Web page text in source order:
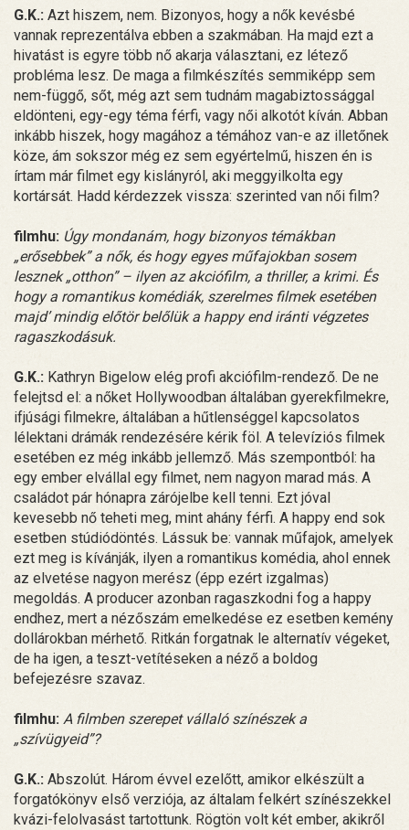
G.K.: Azt hiszem, nem. Bizonyos, hogy a nők kevésbé
vannak reprezentálva ebben a szakmában. Ha majd ezt a
hivatást is egyre több nő akarja választani, ez létező
probléma lesz. De maga a filmkészítés semmiképp sem
nem-függő, sőt, még azt sem tudnám magabiztossággal
eldönteni, egy-egy téma férfi, vagy női alkotót kíván. Abban
inkább hiszek, hogy magához a témához van-e az illetőnek
köze, ám sokszor még ez sem egyértelmű, hiszen én is
írtam már filmet egy kislányról, aki meggyilkolta egy
kortársát. Hadd kérdezzek vissza: szerinted van női film?
filmhu: Úgy mondanám, hogy bizonyos témákban
„erősebbek” a nők, és hogy egyes műfajokban sosem
lesznek „otthon” – ilyen az akciófilm, a thriller, a krimi. És
hogy a romantikus komédiák, szerelmes filmek esetében
majd’ mindig előtör belőlük a happy end iránti végzetes
ragaszkodásuk.
G.K.: Kathryn Bigelow elég profi akciófilm-rendező. De ne
felejtsd el: a nőket Hollywoodban általában gyerekfilmekre,
ifjúsági filmekre, általában a hűtlenséggel kapcsolatos
lélektani drámák rendezésére kérik föl. A televíziós filmek
esetében ez még inkább jellemző. Más szempontból: ha
egy ember elvállal egy filmet, nem nagyon marad más. A
családot pár hónapra zárójelbe kell tenni. Ezt jóval
kevesebb nő teheti meg, mint ahány férfi. A happy end sok
esetben stúdiódöntés. Lássuk be: vannak műfajok, amelyek
ezt meg is kívánják, ilyen a romantikus komédia, ahol ennek
az elvetése nagyon merész (épp ezért izgalmas)
megoldás. A producer azonban ragaszkodni fog a happy
endhez, mert a nézőszám emelkedése ez esetben kemény
dollárokban mérhető. Ritkán forgatnak le alternatív végeket,
de ha igen, a teszt-vetítéseken a néző a boldog
befejezésre szavaz.
filmhu: A filmben szerepet vállaló színészek a
„szívügyeid”?
G.K.: Abszolút. Három évvel ezelőtt, amikor elkészült a
forgatókönyv első verziója, az általam felkért színészekkel
kvázi-felolvasást tartottunk. Rögtön volt két ember, akikről